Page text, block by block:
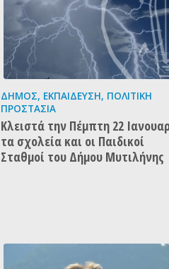
ΔΉΜΟΣ, ΕΚΠΑΊΔΕΥΣΗ, ΠΟΛΙΤΙΚΉ
ΠΡΟΣΤΑΣΊΑ
Κλειστά την Πέμπτη 22
τα σχολεία και οι Παιδικοί
Σταθμοί του Δήμου Μυτιλήνης